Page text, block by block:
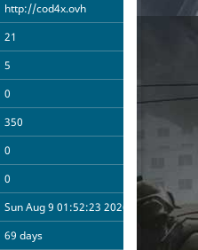
http://cod4x.ovh
21
5
0
350
0
0
Sun Aug 9 01:52:23 2026
69 days